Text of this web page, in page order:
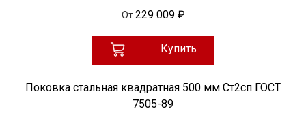
От 229 009 ₽
Купить
Поковка стальная квадратная 500 мм Ст2сп ГОСТ
7505-89